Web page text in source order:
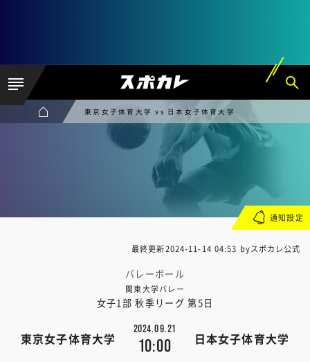
東京女子体育大学 vs 日本女子体育大学
最終更新2024-11-14 04:53 byスポカレ公式
バレーボール
関東大学バレー
女子1部 秋季リーグ 第5日
東京女子体育大学
2024.09.21
10:00 日本女子体育大学
通知設定